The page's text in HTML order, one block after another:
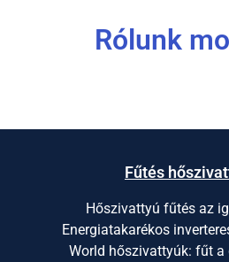
Rólunk
Fűtés
Hőszivattyú fűtés az
Energiatakarékos
World hőszivattyúk: fűt a